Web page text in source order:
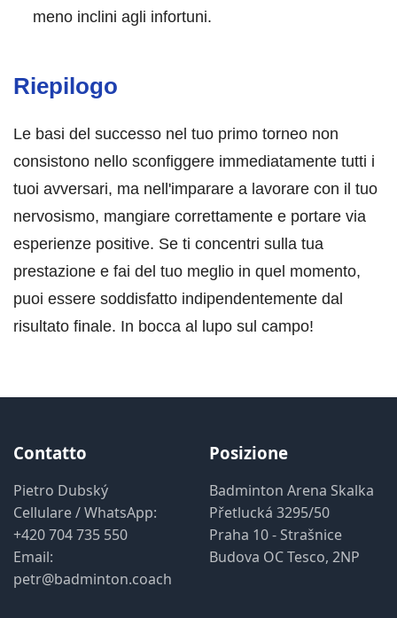
meno inclini agli infortuni.
Riepilogo
Le basi del successo nel tuo primo torneo non
consistono nello sconfiggere immediatamente tutti i
tuoi avversari, ma nell'imparare a lavorare con il tuo
nervosismo, mangiare correttamente e portare via
esperienze positive. Se ti concentri sulla tua
prestazione e fai del tuo meglio in quel momento,
puoi essere soddisfatto indipendentemente dal
risultato finale. In bocca al lupo sul campo!
Contatto
Pietro Dubský
Cellulare / WhatsApp:
+420 704 735 550
Email:
petr@badminton.coach
Posizione
Badminton Arena Skalka
Přetlucká 3295/50
Praha 10 - Strašnice
Budova OC Tesco, 2NP